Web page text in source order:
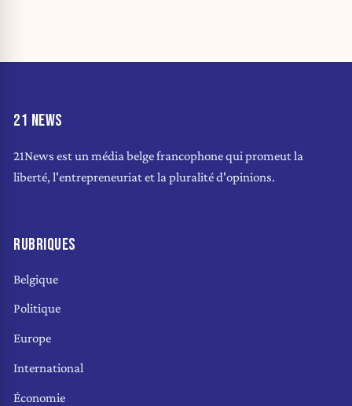
21 NEWS
21News est un média belge francophone qui promeut la
liberté, l'entrepreneuriat et la pluralité d'opinions.
RUBRIQUES
Belgique
Politique
Europe
International
Économie